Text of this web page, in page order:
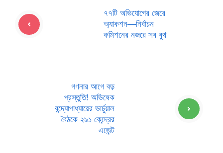
৭৭টি অভিযোগের জেরে
অ্যাকশন—নির্বাচন
কমিশনের নজরে সব বুথ
গণনার আগে বড়
প্রস্তুতি! অভিষেক
বন্দ্যোপাধ্যায়ের ভার্চুয়াল
বৈঠকে ২৯১ কেন্দ্রের
এজেন্ট